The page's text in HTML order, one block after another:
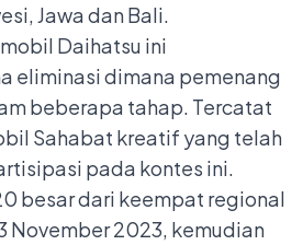
Jawa dan Bali.
Daihatsu ini
eliminasi dimana pemenang
beberapa tahap. Tercatat
Sahabat kreatif yang telah
pada kontes ini.
besar dari keempat regional
November 2023, kemudian